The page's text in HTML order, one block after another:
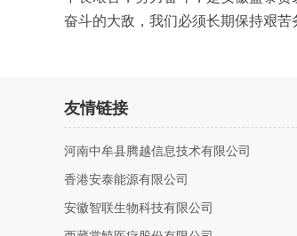
奋斗的大敌，我们必须长期保持艰苦
友情链接
河南中牟县腾越信息技术有限公司
香港安泰能源有限公司
安徽智联生物科技有限公司